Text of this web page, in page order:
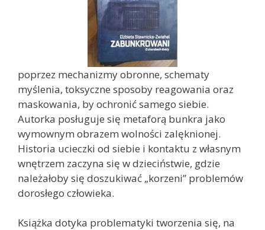
poprzez mechanizmy obronne, schematy
myślenia, toksyczne sposoby reagowania oraz
maskowania, by ochronić samego siebie.
Autorka posługuje się metaforą bunkra jako
wymownym obrazem wolności zalęknionej.
Historia ucieczki od siebie i kontaktu z własnym
wnętrzem zaczyna się w dzieciństwie, gdzie
należałoby się doszukiwać „korzeni” problemów
dorosłego człowieka.
Książka dotyka problematyki tworzenia się, na